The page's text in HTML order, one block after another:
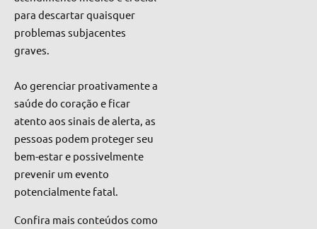
para descartar quaisquer
problemas subjacentes
graves.
Ao gerenciar proativamente a
saúde do coração e ficar
atento aos sinais de alerta, as
pessoas podem proteger seu
bem-estar e possivelmente
prevenir um evento
potencialmente fatal.
Confira mais conteúdos como